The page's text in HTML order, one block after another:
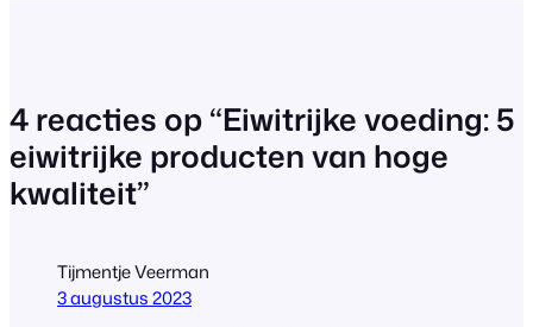
4 reacties op “Eiwitrijke voeding: 5
eiwitrijke producten van hoge
kwaliteit”
Tijmentje Veerman
3 augustus 2023